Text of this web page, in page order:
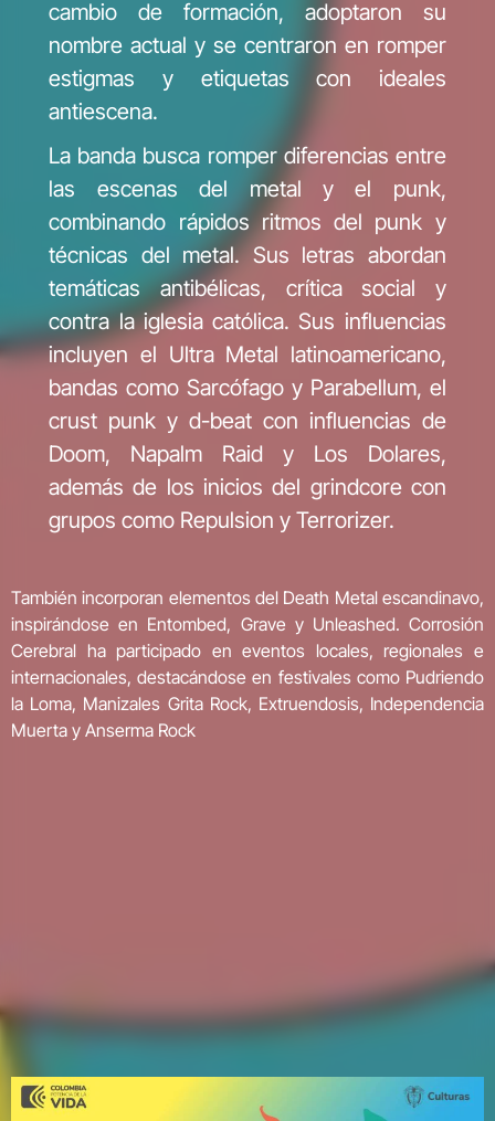
cambio de formación, adoptaron su
nombre actual y se centraron en romper
estigmas y etiquetas con ideales
antiescena.
La banda busca romper diferencias entre
las escenas del metal y el punk,
combinando rápidos ritmos del punk y
técnicas del metal. Sus letras abordan
temáticas antibélicas, crítica social y
contra la iglesia católica. Sus influencias
incluyen el Ultra Metal latinoamericano,
bandas como Sarcófago y Parabellum, el
crust punk y d-beat con influencias de
Doom, Napalm Raid y Los Dolares,
además de los inicios del grindcore con
grupos como Repulsion y Terrorizer.
También incorporan elementos del Death Metal escandinavo,
inspirándose en Entombed, Grave y Unleashed. Corrosión
Cerebral ha participado en eventos locales, regionales e
internacionales, destacándose en festivales como Pudriendo
la Loma, Manizales Grita Rock, Extruendosis, Independencia
Muerta y Anserma Rock